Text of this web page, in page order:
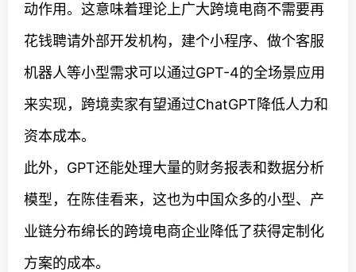
动作用。这意味着理论上广大跨境电商不需要再
花钱聘请外部开发机构，建个小程序、做个客服
机器人等小型需求可以通过GPT-4的全场景应用
来实现，跨境卖家有望通过ChatGPT降低人力和
资本成本。
此外，GPT还能处理大量的财务报表和数据分析
模型，在陈佳看来，这也为中国众多的小型、产
业链分布绵长的跨境电商企业降低了获得定制化
方案的成本。